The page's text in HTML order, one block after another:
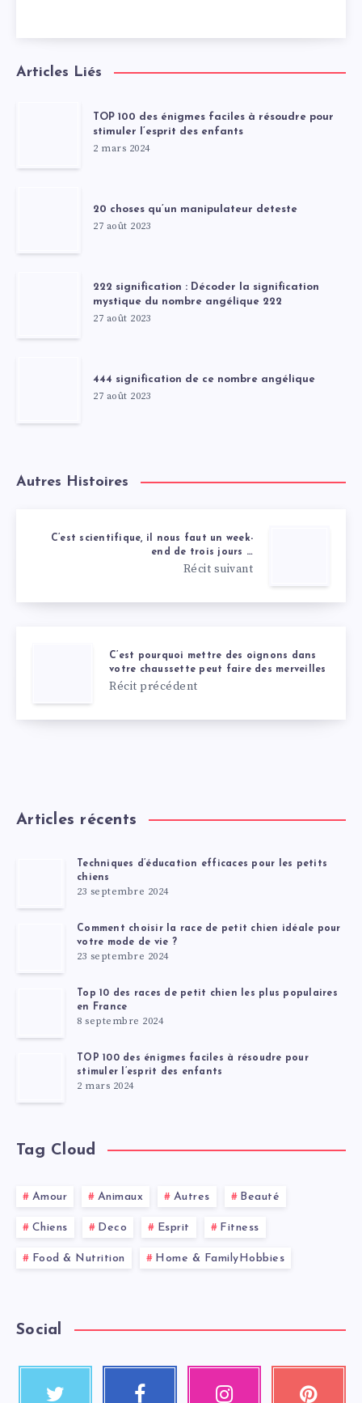
Articles Liés
TOP 100 des énigmes faciles à résoudre pour
stimuler l’esprit des enfants
2 mars 2024
20 choses qu’un manipulateur deteste
27 août 2023
222 signification : Décoder la signification
mystique du nombre angélique 222
27 août 2023
444 signification de ce nombre angélique
27 août 2023
Autres Histoires
C’est scientifique, il nous faut un week-
end de trois jours …
Récit suivant
C’est pourquoi mettre des oignons dans
votre chaussette peut faire des merveilles
Récit précédent
Articles récents
Techniques d’éducation efficaces pour les petits
chiens
23 septembre 2024
Comment choisir la race de petit chien idéale pour
votre mode de vie ?
23 septembre 2024
Top 10 des races de petit chien les plus populaires
en France
8 septembre 2024
TOP 100 des énigmes faciles à résoudre pour
stimuler l’esprit des enfants
2 mars 2024
Tag Cloud
Amour Animaux Autres Beauté
Chiens Deco Esprit Fitness
Food & Nutrition Home & FamilyHobbies
Social